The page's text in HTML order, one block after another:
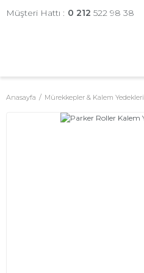
Müşteri Hattı : 0 212 522 98 38
Anasayfa Mürekkepler & Kalem Yedekleri